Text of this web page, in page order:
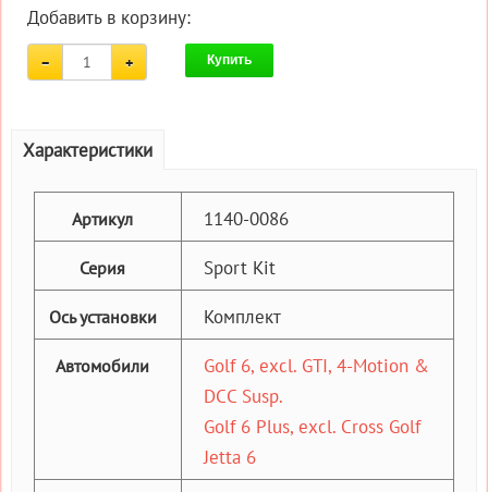
Добавить в корзину:
Купить
Характеристики
Артикул 1140-0086
Серия Sport Kit
Ось установки Комплект
Автомобили
Golf 6, excl. GTI, 4-Motion &
DCC Susp.
Golf 6 Plus, excl. Cross Golf
Jetta 6